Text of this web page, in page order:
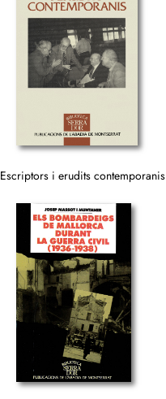
Escriptors i erudits contemporanis